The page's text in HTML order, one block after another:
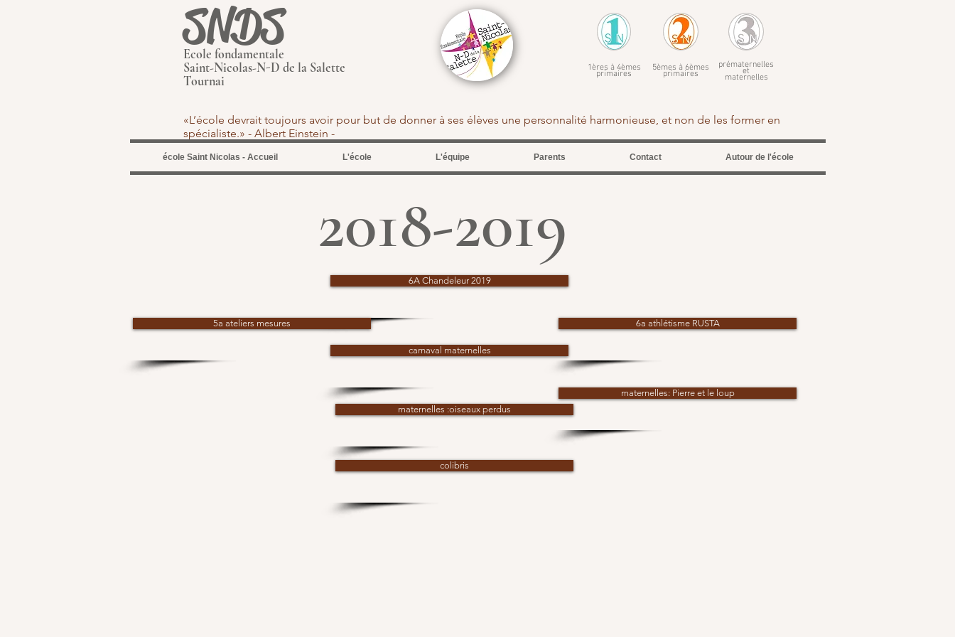
SNDS
Ecole fondamentale
Saint-Nicolas-N-D de la Salette
Tournai
1ères à 4èmes
primaires
5èmes à 6èmes
primaires
prématernelles
et
maternelles
«L’école devrait toujours avoir pour but de donner à ses élèves une personnalité harmonieuse, et non de les former en
spécialiste.» - Albert Einstein -
école Saint Nicolas - Accueil L'école L'équipe Parents Contact Autour de l'école
2018-2019
6A Chandeleur 2019
carnaval maternelles
5a ateliers mesures 6a athlétisme RUSTA
maternelles :oiseaux perdus
maternelles: Pierre et le loup
colibris